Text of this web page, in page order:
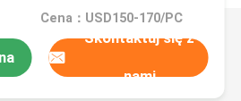
Cena：USD150-170/PC
Skontaktuj się z
nami